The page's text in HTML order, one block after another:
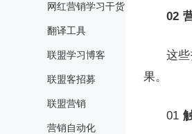
网红营销学习干货
翻译工具
联盟学习博客
联盟客招募
联盟营销
营销自动化
02
这
果。
01